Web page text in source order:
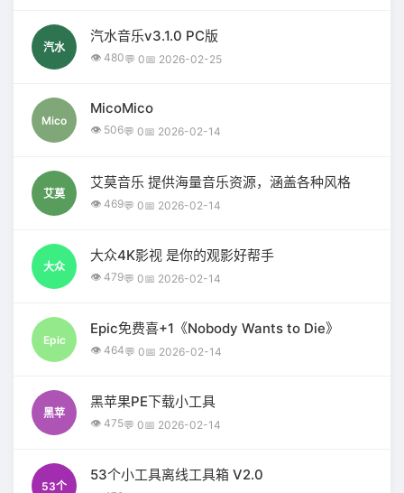
汽水
汽水音乐v3.1.0 PC版
👁 480💬 0📅 2026-02-25
Mico
MicoMico
👁 506💬 0📅 2026-02-14
艾莫
艾莫音乐 提供海量音乐资源，涵盖各种风格
👁 469💬 0📅 2026-02-14
大众
大众4K影视 是你的观影好帮手
👁 479💬 0📅 2026-02-14
Epic
Epic免费喜+1《Nobody Wants to Die》
👁 464💬 0📅 2026-02-14
黑苹
黑苹果PE下载小工具
👁 475💬 0📅 2026-02-14
53个
53个小工具离线工具箱 V2.0